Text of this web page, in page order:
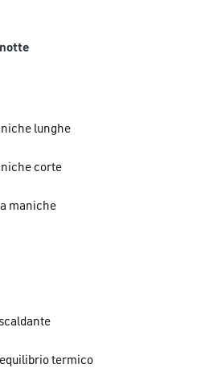
lunghe
corte
maniche
termico